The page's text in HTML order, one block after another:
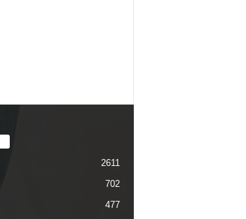
2611
702
477